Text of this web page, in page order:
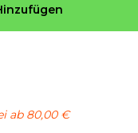
ab 80,00 €